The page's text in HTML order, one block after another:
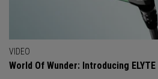
VIDEO
World Of Wunder: Introducing ELYTE